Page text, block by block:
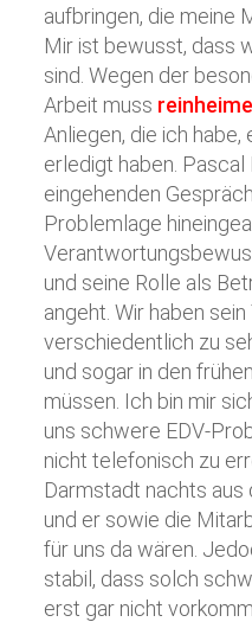
aufbringen, die meine
Mir ist bewusst, dass
sind. Wegen der
Arbeit muss
Anliegen, die ich habe,
erledigt haben. Pascal
eingehenden
Problemlage
und seine Rolle als
angeht. Wir haben
verschiedentlich zu
und sogar in den
müssen. Ich bin mir
uns schwere EDV-
nicht telefonisch zu
Darmstadt nachts aus
und er sowie die
für uns da wären.
stabil, dass solch
erst gar nicht